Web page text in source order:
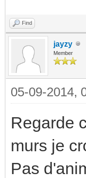
Find
jayzy
Member
05-09-2014,
Regarde
murs je
Pas